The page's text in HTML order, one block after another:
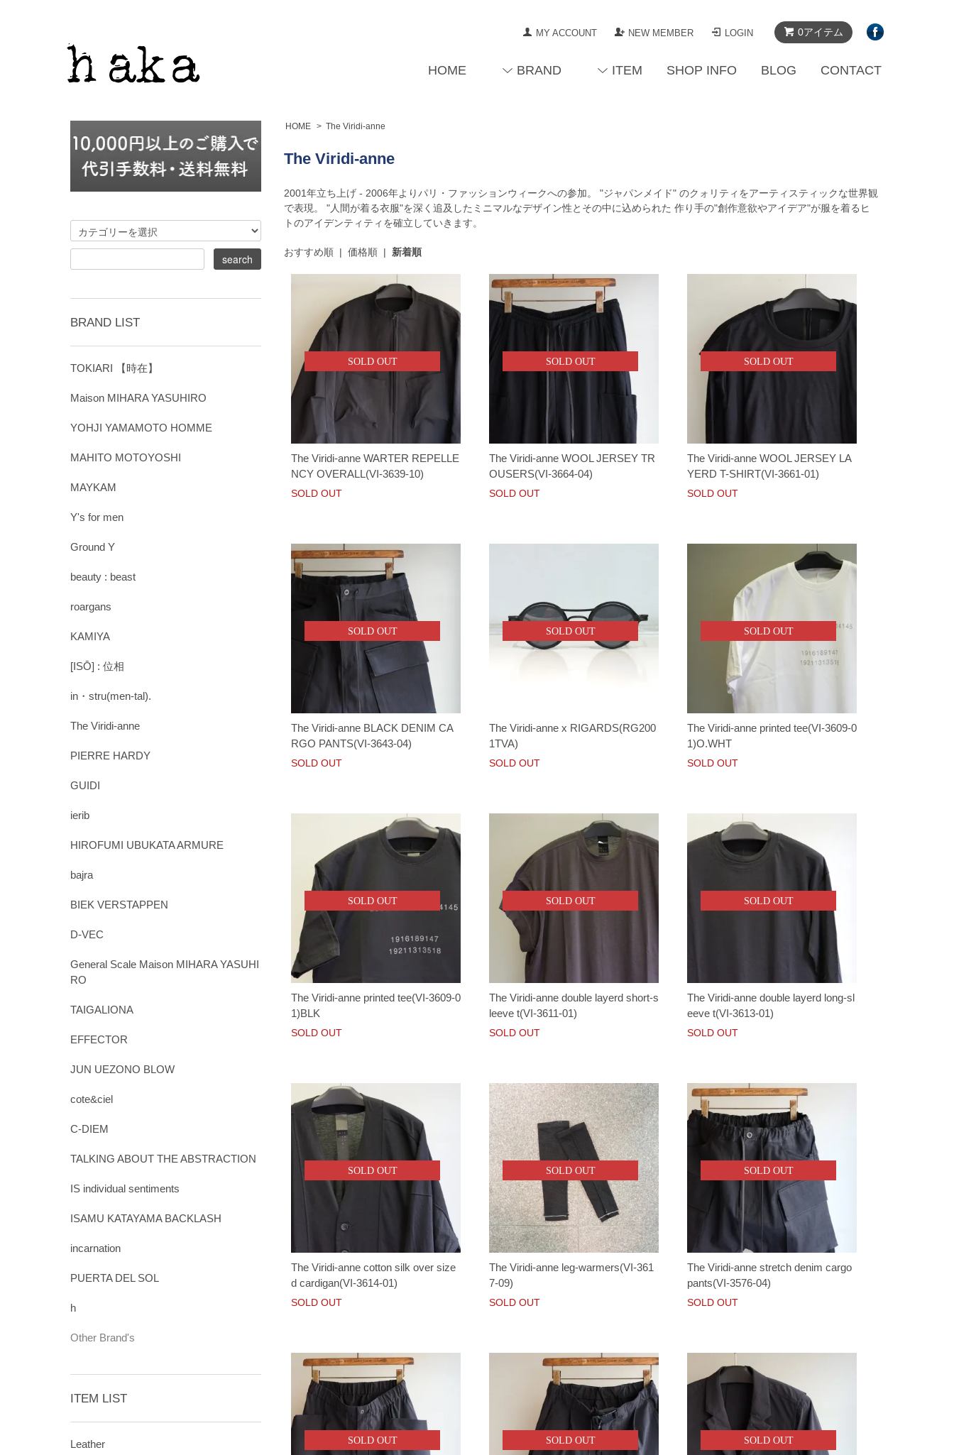
0アイテム
MY ACCOUNT NEW MEMBER LOGIN
HOME BRAND ITEM SHOP INFO BLOG CONTACT
HOME > The Viridi-anne
The Viridi-anne
2001年立ち上げ - 2006年よりパリ・ファッションウィークへの参加。 "ジャパンメイド" のクォリティをアーティスティックな世界観
で表現。 "人間が着る衣服"を深く追及したミニマルなデザイン性とその中に込められた 作り手の"創作意欲やアイデア"が服を着るヒ
トのアイデンティティを確立していきます。
おすすめ順| 価格順| 新着順
SOLD OUT
The Viridi-anne WARTER REPELLE
NCY OVERALL(VI-3639-10)
SOLD OUT
SOLD OUT
The Viridi-anne WOOL JERSEY TR
OUSERS(VI-3664-04)
SOLD OUT
SOLD OUT
The Viridi-anne WOOL JERSEY LA
YERD T-SHIRT(VI-3661-01)
SOLD OUT
SOLD OUT
The Viridi-anne BLACK DENIM CA
RGO PANTS(VI-3643-04)
SOLD OUT
SOLD OUT
The Viridi-anne x RIGARDS(RG200
1TVA)
SOLD OUT
SOLD OUT
The Viridi-anne printed tee(VI-3609-0
1)O.WHT
SOLD OUT
SOLD OUT
The Viridi-anne printed tee(VI-3609-0
1)BLK
SOLD OUT
SOLD OUT
The Viridi-anne double layerd short-s
leeve t(VI-3611-01)
SOLD OUT
SOLD OUT
The Viridi-anne double layerd long-sl
eeve t(VI-3613-01)
SOLD OUT
SOLD OUT
The Viridi-anne cotton silk over size
d cardigan(VI-3614-01)
SOLD OUT
SOLD OUT
The Viridi-anne leg-warmers(VI-361
7-09)
SOLD OUT
SOLD OUT
The Viridi-anne stretch denim cargo
pants(VI-3576-04)
SOLD OUT
SOLD OUT SOLD OUT SOLD OUT
BRAND LIST
TOKIARI 【時在】
Maison MIHARA YASUHIRO
YOHJI YAMAMOTO HOMME
MAHITO MOTOYOSHI
MAYKAM
Y's for men
Ground Y
beauty : beast
roargans
KAMIYA
[ISŌ] : 位相
in・stru(men-tal).
The Viridi-anne
PIERRE HARDY
GUIDI
ierib
HIROFUMI UBUKATA ARMURE
bajra
BIEK VERSTAPPEN
D-VEC
General Scale Maison MIHARA YASUHI
RO
TAIGALIONA
EFFECTOR
JUN UEZONO BLOW
cote&ciel
C-DIEM
TALKING ABOUT THE ABSTRACTION
IS individual sentiments
ISAMU KATAYAMA BACKLASH
incarnation
PUERTA DEL SOL
h
Other Brand's
ITEM LIST
Leather